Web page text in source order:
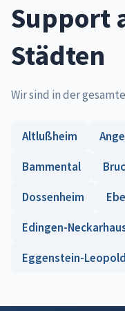
Support
Städten
Wir sind in der
Altlußheim
Bammental
Dossenheim
Edingen-
Eggenstein-